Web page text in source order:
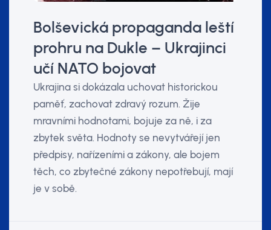
Bolševická propaganda leští
prohru na Dukle – Ukrajinci
učí NATO bojovat
Ukrajina si dokázala uchovat historickou
paměť, zachovat zdravý rozum. Žije
mravními hodnotami, bojuje za ně, i za
zbytek světa. Hodnoty se nevytvářejí jen
předpisy, nařízeními a zákony, ale bojem
těch, co zbytečné zákony nepotřebují, mají
je v sobě.